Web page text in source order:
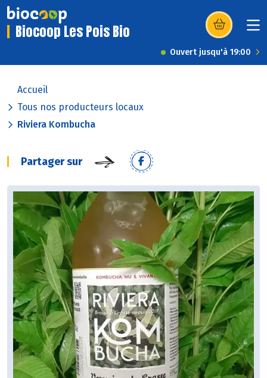
Biocoop Les Pois Bio (s’ouvre dans
Ouvert jusqu'à 19:00
Accueil
Tous nos producteurs locaux
Riviera Kombucha
Partager sur